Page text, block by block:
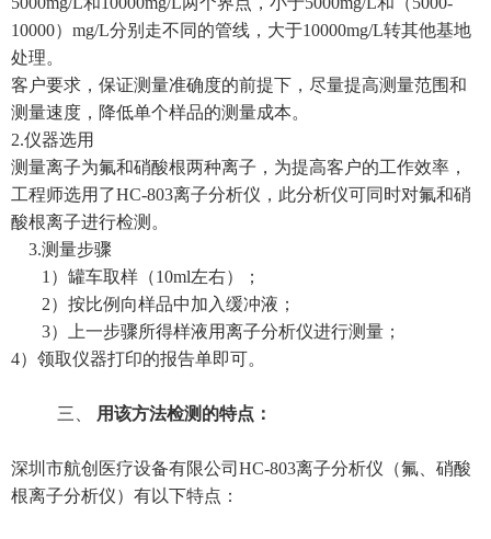
10000） mg/L分别走不同的管线，大于10000mg/L转其他基地
处理。
客户要求，保证测量准确度的前提下，尽量提高测量范围和
测量速度，降低单个样品的测量成本。
2.仪器选用
测量离子为氟和硝酸根两种离子，为提高客户的工作效率，
工程师选用了HC-803离子分析仪，此分析仪可同时对氟和硝
酸根离子进行检测。
3.测量步骤
1 ）罐车取样（10ml左右）；
2）按比例向样品中加入缓冲液；
3）上一步骤所得样液用离子分析仪进行测量；
4）领取仪器打印的报告单即可。
三、 用该方法检测的特点：
深圳市航创医疗设备有限公司 HC-803离子分析仪（氟、硝酸
根离子分析仪）有以下特点：